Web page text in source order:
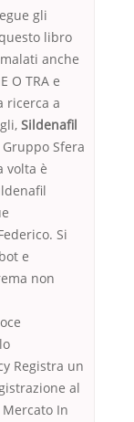
gli
libro
anche
O TRA e
ricerca a
Sildenafil
Gruppo Sfera
volta è
Si
e
non
Registra un
al
In